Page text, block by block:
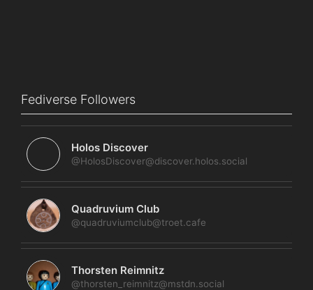
Fediverse Followers
Holos Discover
@HolosDiscover@discover.holos.social
Quadruvium Club
@quadruviumclub@troet.cafe
Thorsten Reimnitz
@thorsten_reimnitz@mstdn.social